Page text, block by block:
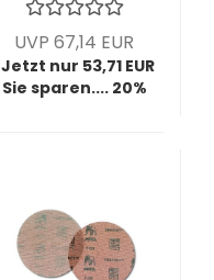
Stck/Pck
UVP 67,14 EUR
Jetzt nur 53,71 EUR
Sie sparen.... 20%